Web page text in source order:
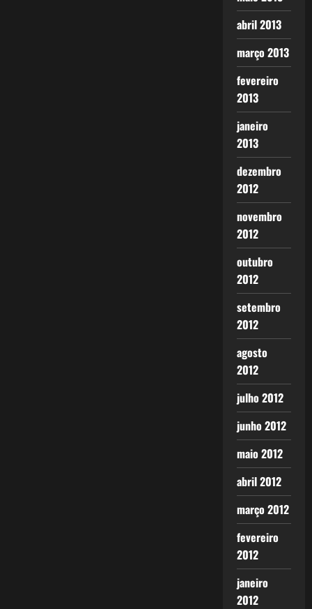
abril 2013
março 2013
fevereiro
2013
janeiro
2013
dezembro
2012
novembro
2012
outubro
2012
setembro
2012
agosto
2012
julho 2012
junho 2012
maio 2012
abril 2012
março 2012
fevereiro
2012
janeiro
2012